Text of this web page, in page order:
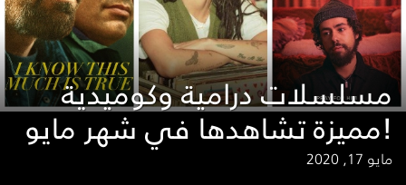
مسلسلات درامية وكوميدية
مميزة تشاهدها في شهر مايو!
مايو 17, 2020